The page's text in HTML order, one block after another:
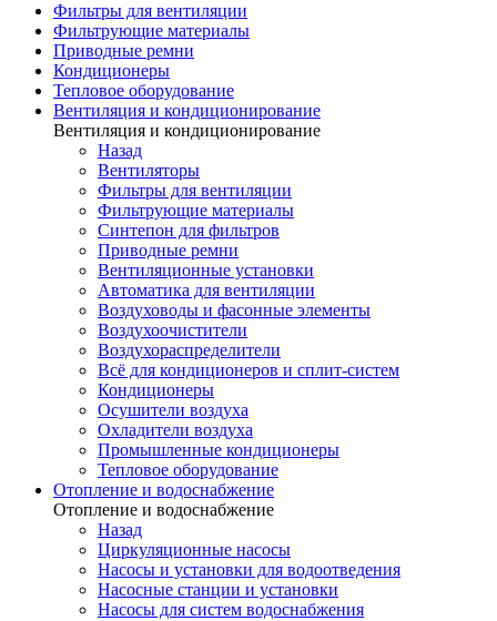
Фильтры для вентиляции
Фильтрующие материалы
Приводные ремни
Кондиционеры
Тепловое оборудование
Вентиляция и кондиционирование
Вентиляция и кондиционирование
Назад
Вентиляторы
Фильтры для вентиляции
Фильтрующие материалы
Синтепон для фильтров
Приводные ремни
Вентиляционные установки
Автоматика для вентиляции
Воздуховоды и фасонные элементы
Воздухоочистители
Воздухораспределители
Всё для кондиционеров и сплит-систем
Кондиционеры
Осушители воздуха
Охладители воздуха
Промышленные кондиционеры
Тепловое оборудование
Отопление и водоснабжение
Отопление и водоснабжение
Назад
Циркуляционные насосы
Насосы и установки для водоотведения
Насосные станции и установки
Насосы для систем водоснабжения